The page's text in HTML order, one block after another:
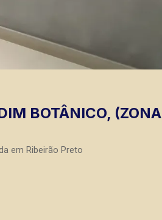
BOTÂNICO, (ZONA
em Ribeirão Preto